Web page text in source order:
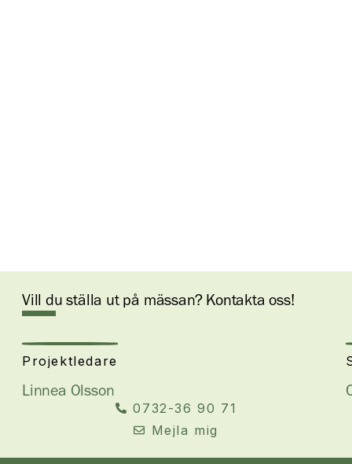
Vill du ställa ut på mässan? Kontakta oss!
Projektledare
Linnea Olsson
0732-36 90 71
Mejla mig